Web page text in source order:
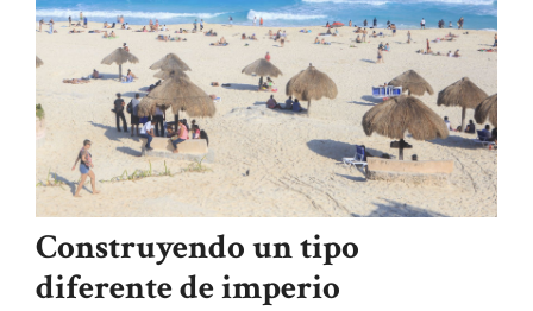
Construyendo un tipo
diferente de imperio